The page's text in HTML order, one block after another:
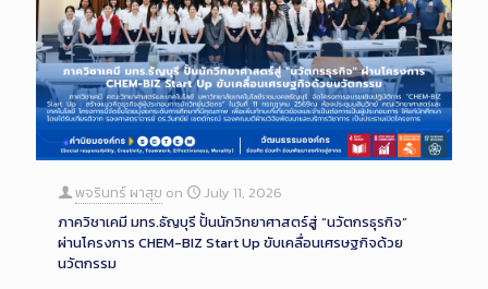
พจรินทร์ ผาสุข on
July 11, 2026
ภาควิชาเคมี มทร.ธัญบุรี ปั้นนักวิทยาศาสตร์สู่ “นวัตกรธุรกิจ”
ผ่านโครงการ CHEM-BIZ Start Up ขับเคลื่อนเศรษฐกิจด้วย
นวัตกรรม